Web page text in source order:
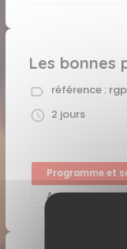
Les bonnes
référence :
2 jours
Programme et
Appelez nous